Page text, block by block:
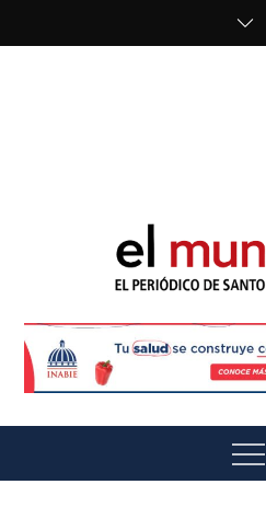
El Munícipe
Menu